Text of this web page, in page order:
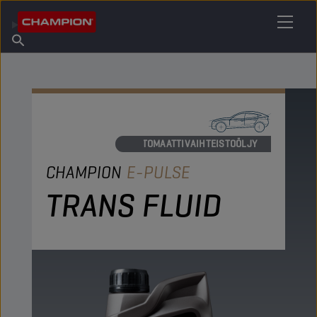
Tietoa Championista
Etsi myyntipiste
AUTOMAATTIVAIHTEISTOÖLJY
CHAMPION E-PULSE
TRANS FLUID